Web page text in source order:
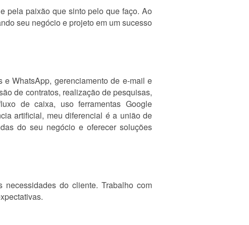
pela paixão que sinto pelo que faço. Ao
seu negócio e projeto em um sucesso
WhatsApp, gerenciamento de e-mail e
de contratos, realização de pesquisas,
de caixa, uso ferramentas Google
artificial, meu diferencial é a união de
do seu negócio e oferecer soluções
do cliente. Trabalho com